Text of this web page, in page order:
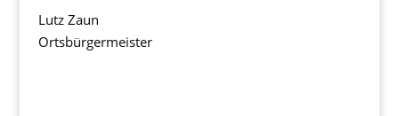
Lutz Zaun
Ortsbürgermeister